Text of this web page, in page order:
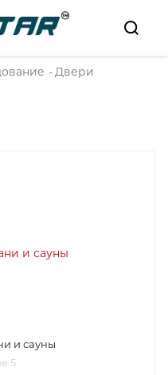
-Двери
и сауны
5